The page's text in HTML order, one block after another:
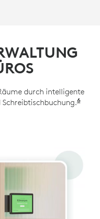
durch intelligente
6